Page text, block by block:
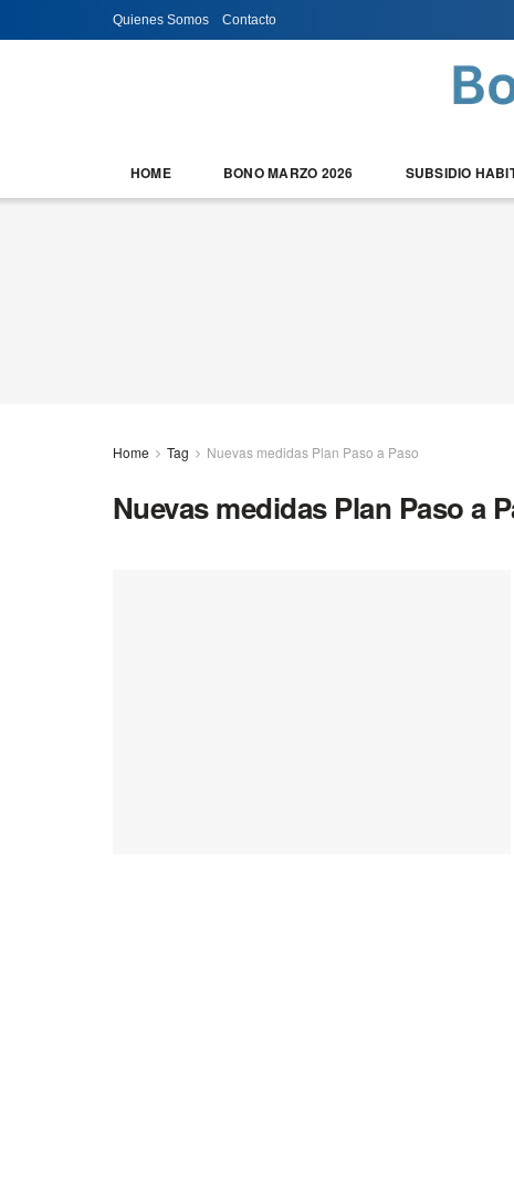
Quienes Somos Contacto
HOME BONO MARZO 2026 SUBSIDIO
Home Tag Nuevas medidas Plan Paso a Paso
Nuevas medidas Plan Paso a